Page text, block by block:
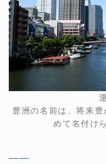
豊洲の名前は、将来
めて名付け
——